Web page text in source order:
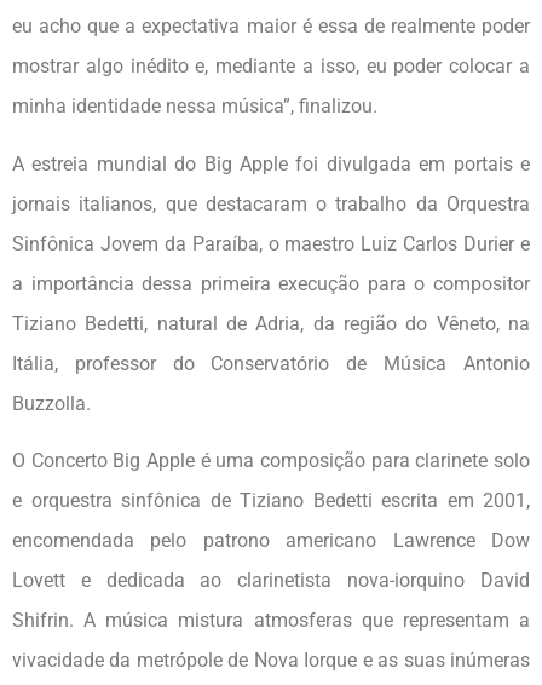
eu acho que a expectativa maior é essa de realmente poder
mostrar algo inédito e, mediante a isso, eu poder colocar a
minha identidade nessa música”, finalizou.
A estreia mundial do Big Apple foi divulgada em portais e
jornais italianos, que destacaram o trabalho da Orquestra
Sinfônica Jovem da Paraíba, o maestro Luiz Carlos Durier e
a importância dessa primeira execução para o compositor
Tiziano Bedetti, natural de Adria, da região do Vêneto, na
Itália, professor do Conservatório de Música Antonio
Buzzolla.
O Concerto Big Apple é uma composição para clarinete solo
e orquestra sinfônica de Tiziano Bedetti escrita em 2001,
encomendada pelo patrono americano Lawrence Dow
Lovett e dedicada ao clarinetista nova-iorquino David
Shifrin. A música mistura atmosferas que representam a
vivacidade da metrópole de Nova Iorque e as suas inúmeras